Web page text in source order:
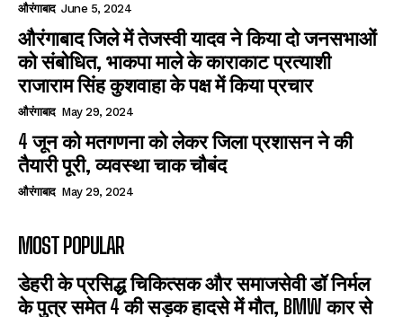
औरंगाबाद June 5, 2024
औरंगाबाद जिले में तेजस्वी यादव ने किया दो जनसभाओं
को संबोधित, भाकपा माले के काराकाट प्रत्याशी
राजाराम सिंह कुशवाहा के पक्ष में किया प्रचार
औरंगाबाद May 29, 2024
4 जून को मतगणना को लेकर जिला प्रशासन ने की
तैयारी पूरी, व्यवस्था चाक चौबंद
औरंगाबाद May 29, 2024
MOST POPULAR
डेहरी के प्रसिद्ध चिकित्सक और समाजसेवी डॉ निर्मल
के पुत्र समेत 4 की सड़क हादसे में मौत, BMW कार से